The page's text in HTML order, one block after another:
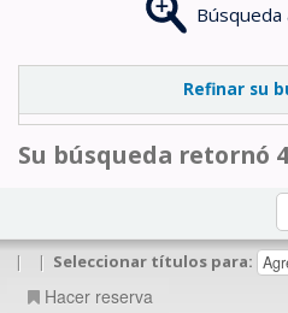
Búsqueda
Refinar su
Su búsqueda retornó
| | Seleccionar títulos para:
Hacer reserva